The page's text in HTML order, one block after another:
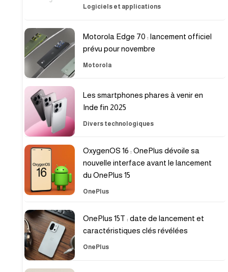
Logiciels et applications
Motorola Edge 70 : lancement officiel
prévu pour novembre
Motorola
Les smartphones phares à venir en
Inde fin 2025
Divers technologiques
OxygenOS 16 : OnePlus dévoile sa
nouvelle interface avant le lancement
du OnePlus 15
OnePlus
OnePlus 15T : date de lancement et
caractéristiques clés révélées
OnePlus